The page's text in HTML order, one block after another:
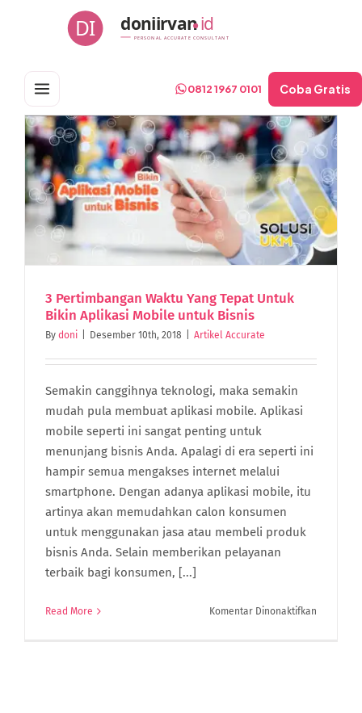
DI doniirvanid
PERSONAL ACCURATE CONSULTANT
0812 1967 0101 Coba Gratis
3 Pertimbangan Waktu Yang Tepat Untuk
Bikin Aplikasi Mobile untuk Bisnis
By doni Desember 10th, 2018 Artikel Accurate
Semakin canggihnya teknologi, maka semakin
mudah pula membuat aplikasi mobile. Aplikasi
mobile seperti ini sangat penting untuk
menunjang bisnis Anda. Apalagi di era seperti ini
hampir semua mengakses internet melalui
smartphone. Dengan adanya aplikasi mobile, itu
artinya akan memudahkan calon konsumen
untuk menggunakan jasa atau membeli produk
bisnis Anda. Selain memberikan pelayanan
terbaik bagi konsumen, [...]
Read More Komentar Dinonaktifkan